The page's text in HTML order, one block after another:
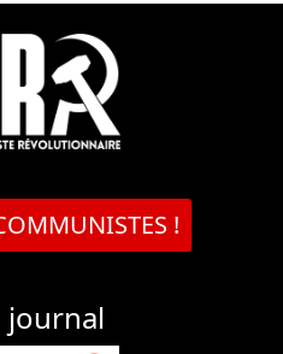
!
journal